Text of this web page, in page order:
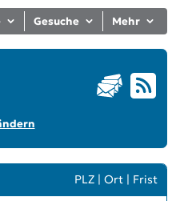
Gesuche Mehr
PLZ |Ort Frist